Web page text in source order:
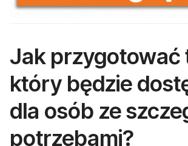
Jak przygotować
który będzie
dla osób ze
potrzebami?